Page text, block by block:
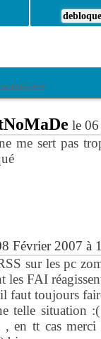
le
me sert pas
Février 2007 à
sur les pc
les FAI
faut toujours
telle situation
, en tt cas